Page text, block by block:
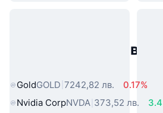
Популярни активи
GoldGOLD 7242,82 лв.
0.17%
Nvidia CorpNVDA 373,52 лв.